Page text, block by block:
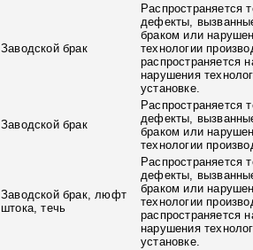
Заводской брак
Распространяется
дефекты,
браком или
технологии
распространяется
нарушения
установке.
Заводской брак
Распространяется
дефекты,
браком или
технологии
Заводской брак, люфт
штока, течь
Распространяется
дефекты,
браком или
технологии
распространяется
нарушения
установке.